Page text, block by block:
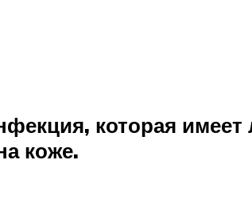
которая имеет
коже.